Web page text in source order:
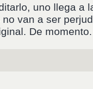
uno llega a
van a ser
De momento.